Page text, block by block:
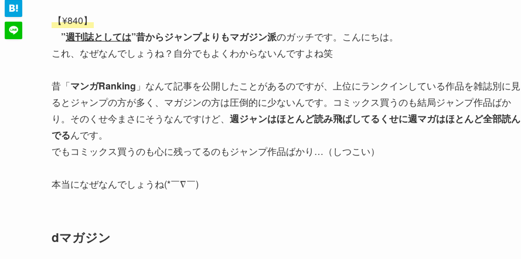
【¥840】
”週刊誌としては”昔からジャンプよりもマガジン派のガッチです。こんにちは。
これ、なぜなんでしょうね？自分でもよくわからないんですよね笑
昔「マンガRanking 」なんて記事を公開したことがあるのですが、上位にランクインしている作品を雑誌別に見
るとジャンプの方が多く、マガジンの方は圧倒的に少ないんです。コミックス買うのも結局ジャンプ作品ばか
り。そのくせ今まさにそうなんですけど、 週ジャンはほとんど読み飛ばしてるくせに週マガはほとんど全部読ん
でるんです。
でもコミックス買うのも心に残ってるのもジャンプ作品ばかり…（しつこい）
本当になぜなんでしょうね(*￣∇￣)
dマガジン